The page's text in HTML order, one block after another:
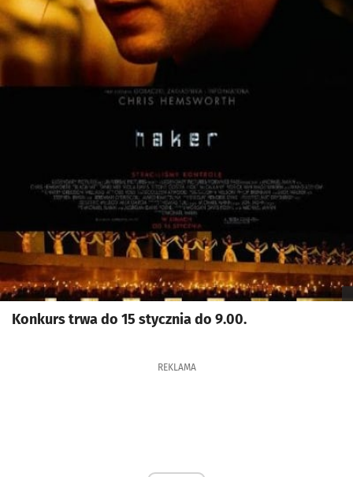
Konkurs trwa do 15 stycznia do 9.00.
REKLAMA